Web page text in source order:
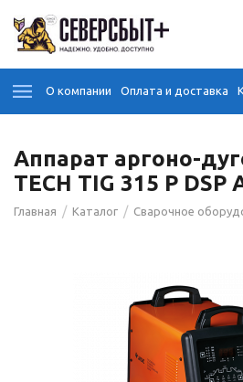
О компании Оплата и доставка
Аппарат аргоно-
TECH TIG 315 P DSP
Главная / Каталог / Сварочное